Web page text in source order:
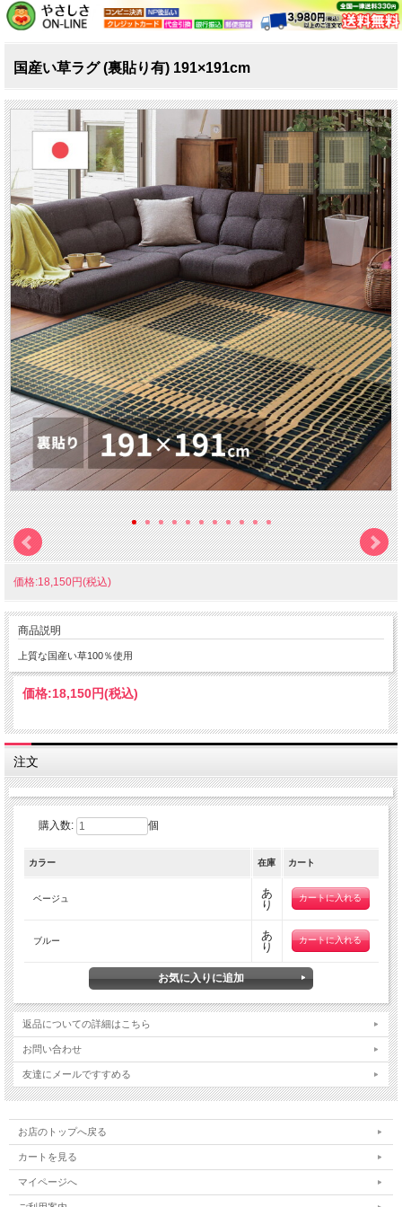
国産い草ラグ (裏貼り有) 191×191cm
価格:18,150円(税込)
商品説明
上質な国産い草100％使用
価格:18,150円(税込)
注文
購入数: 個
カラー 在庫 カート
ベージュ
あ
り
ブルー
あ
り
返品についての詳細はこちら
お問い合わせ
友達にメールですすめる
お店のトップへ戻る
カートを見る
マイページへ